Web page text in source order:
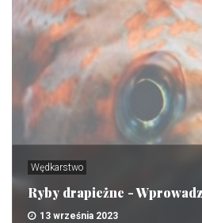
Wędkarstwo
Ryby drapieżne -
13 września 2023